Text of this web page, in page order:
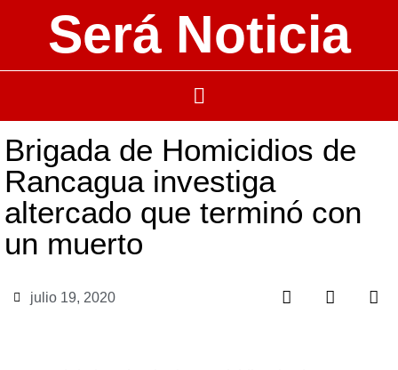
Será Noticia
Brigada de Homicidios de
Rancagua investiga
altercado que terminó con
un muerto
julio 19, 2020